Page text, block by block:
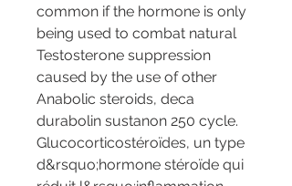
common if the hormone is only
being used to combat natural
Testosterone suppression
caused by the use of other
Anabolic steroids, deca
durabolin sustanon 250 cycle.
Glucocorticostéroïdes, un type
d&rsquo;hormone stéroïde qui